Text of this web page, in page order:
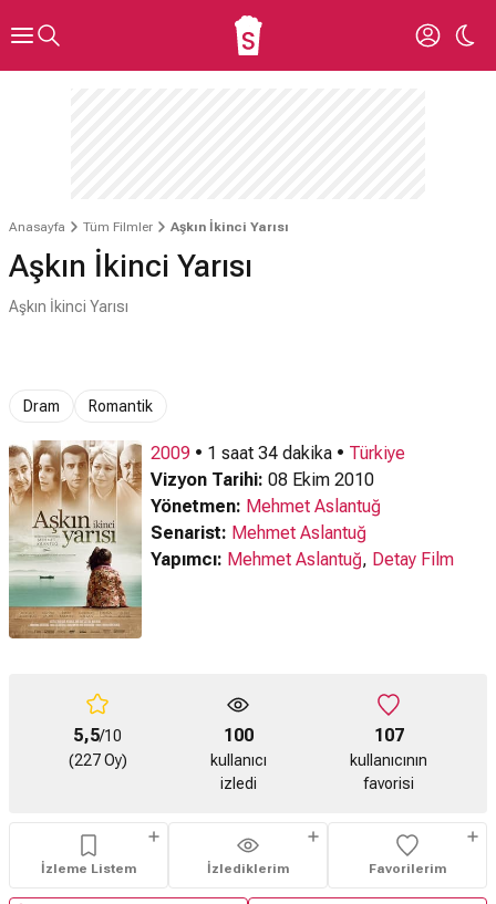
Anasayfa Tüm Filmler Aşkın İkinci Yarısı
Aşkın İkinci Yarısı
Aşkın İkinci Yarısı
Dram Romantik
2009 • 1 saat 34 dakika • Türkiye
Vizyon Tarihi: 08 Ekim 2010
Yönetmen: Mehmet Aslantuğ
Senarist: Mehmet Aslantuğ
Yapımcı: Mehmet Aslantuğ, Detay Film
5,5/10
(227 Oy)
100
kullanıcı
izledi
107
kullanıcının
favorisi
İzleme Listem İzlediklerim Favorilerim